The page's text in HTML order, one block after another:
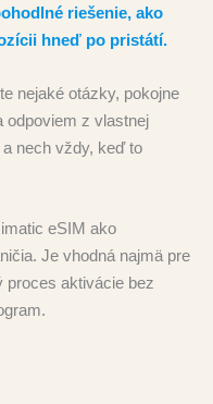
riešenie, ako
hneď po pristátí.
nejaké otázky, pokojne
odpoviem z vlastnej
nech vždy, keď to
eSIM ako
Je vhodná najmä pre
proces aktivácie bez